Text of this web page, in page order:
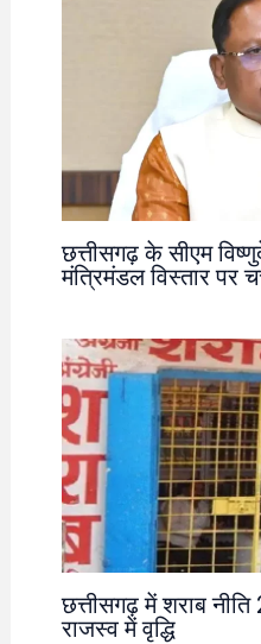
छत्तीसगढ़ के सीएम
मंत्रिमंडल विस्तार पर
छत्तीसगढ़ में शराब
राजस्व में वृद्धि